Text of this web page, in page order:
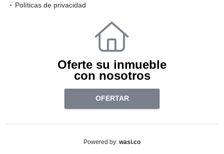
Políticas de privacidad
Oferte su inmueble
con nosotros
OFERTAR
Powered by: wasi.co